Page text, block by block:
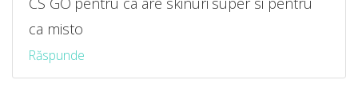
ca misto
Răspunde